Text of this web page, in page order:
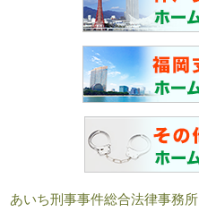
あいち刑事事件総合法律事務所